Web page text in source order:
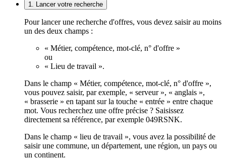
1. Lancer votre recherche
Pour lancer une recherche d'offres, vous devez saisir au moins
un des deux champs :
« Métier, compétence, mot-clé, n° d'offre »
ou
« Lieu de travail ».
Dans le champ « Métier, compétence, mot-clé, n° d'offre »,
vous pouvez saisir, par exemple, « serveur », « anglais »,
« brasserie » en tapant sur la touche « entrée » entre chaque
mot. Vous recherchez une offre précise ? Saisissez
directement sa référence, par exemple 049RSNK.
Dans le champ « lieu de travail », vous avez la possibilité de
saisir une commune, un département, une région, un pays ou
un continent.